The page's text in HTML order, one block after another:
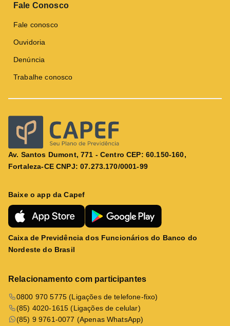
Fale Conosco
Fale conosco
Ouvidoria
Denúncia
Trabalhe conosco
Av. Santos Dumont, 771 - Centro CEP: 60.150-160,
Fortaleza-CE CNPJ: 07.273.170/0001-99
Baixe o app da Capef
Caixa de Previdência dos Funcionários do Banco do
Nordeste do Brasil
Relacionamento com participantes
0800 970 5775 (Ligações de telefone-fixo)
(85) 4020-1615 (Ligações de celular)
(85) 9 9761-0077 (Apenas WhatsApp)